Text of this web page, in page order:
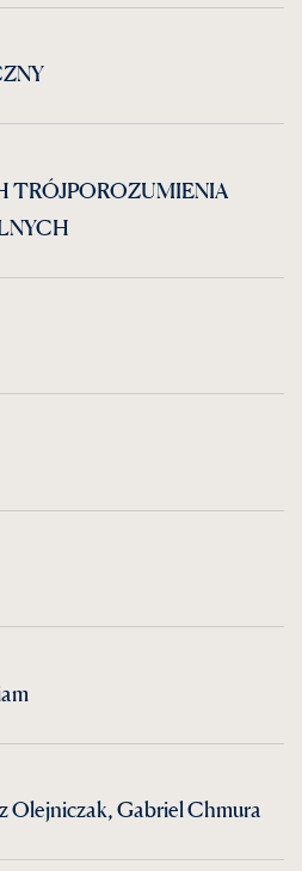
TRÓJPOROZUMIENIA
Olejniczak, Gabriel Chmura